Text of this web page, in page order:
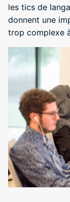
les tics de
donnent une
trop complexe